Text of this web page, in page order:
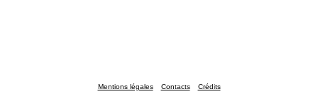
Mentions légales Contacts Crédits